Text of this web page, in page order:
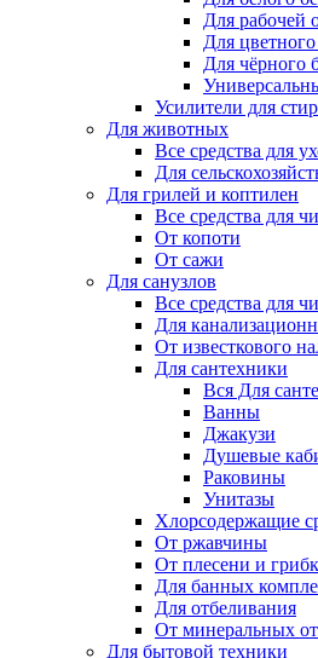
Для рабочей
Для цветного
Для чёрного
Усилители для
Для животных
Все средства для
Для
Для грилей и коптилен
Все средства для
От копоти
От сажи
Для санузлов
Все средства для
Для
От известкового
Для сантехники
Вся Для
Ванны
Джакузи
Душевые
Раковины
Унитазы
Хлорсодержащие
От ржавчины
От плесени и
Для банных
Для отбеливания
От минеральных
Для бытовой техники